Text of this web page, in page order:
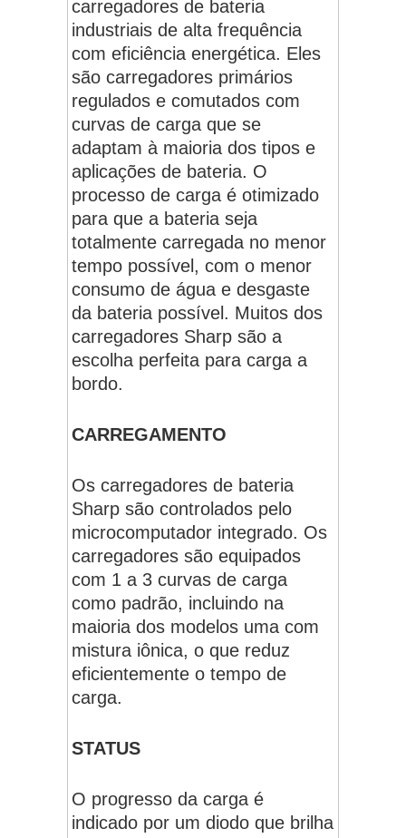
carregadores de bateria
industriais de alta frequência
com eficiência energética. Eles
são carregadores primários
regulados e comutados com
curvas de carga que se
adaptam à maioria dos tipos e
aplicações de bateria. O
processo de carga é otimizado
para que a bateria seja
totalmente carregada no menor
tempo possível, com o menor
consumo de água e desgaste
da bateria possível. Muitos dos
carregadores Sharp são a
escolha perfeita para carga a
bordo.
CARREGAMENTO
Os carregadores de bateria
Sharp são controlados pelo
microcomputador integrado. Os
carregadores são equipados
com 1 a 3 curvas de carga
como padrão, incluindo na
maioria dos modelos uma com
mistura iônica, o que reduz
eficientemente o tempo de
carga.
STATUS
O progresso da carga é
indicado por um diodo que brilha